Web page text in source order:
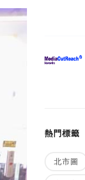
熱門標籤
北市圖